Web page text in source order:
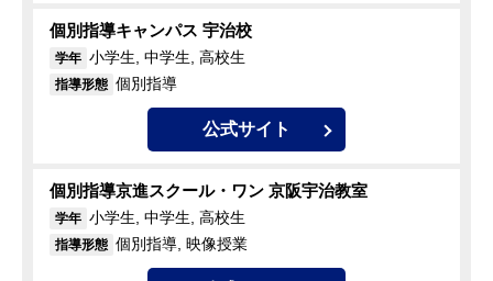
個別指導キャンパス 宇治校
学年 小学生, 中学生, 高校生
指導形態 個別指導
公式サイト
個別指導京進スクール・ワン 京阪宇治教室
学年 小学生, 中学生, 高校生
指導形態 個別指導, 映像授業